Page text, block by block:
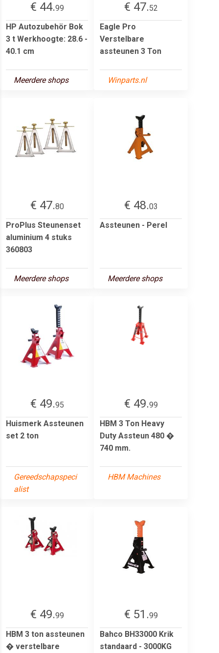
€ 44.99
HP Autozubehör Bok
3 t Werkhoogte: 28.6 -
40.1 cm
Meerdere shops
€ 47.52
Eagle Pro
Verstelbare
assteunen 3 Ton
Winparts.nl
€ 47.80
ProPlus Steunenset
aluminium 4 stuks
360803
Meerdere shops
€ 48.03
Assteunen - Perel
Meerdere shops
€ 49.95
Huismerk Assteunen
set 2 ton
Gereedschapspeci
alist
€ 49.99
HBM 3 Ton Heavy
Duty Assteun 480 �
740 mm.
HBM Machines
€ 49.99
HBM 3 ton assteunen
� verstelbare
€ 51.99
Bahco BH33000 Krik
standaard - 3000KG